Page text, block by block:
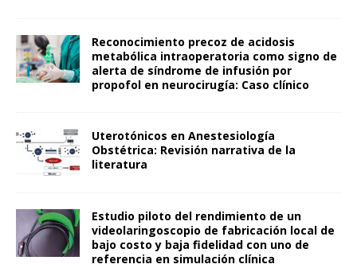
Reconocimiento precoz de acidosis
metabólica intraoperatoria como signo de
alerta de síndrome de infusión por
propofol en neurocirugía: Caso clínico
Uterotónicos en Anestesiología
Obstétrica: Revisión narrativa de la
literatura
Estudio piloto del rendimiento de un
videolaringoscopio de fabricación local de
bajo costo y baja fidelidad con uno de
referencia en simulación clínica